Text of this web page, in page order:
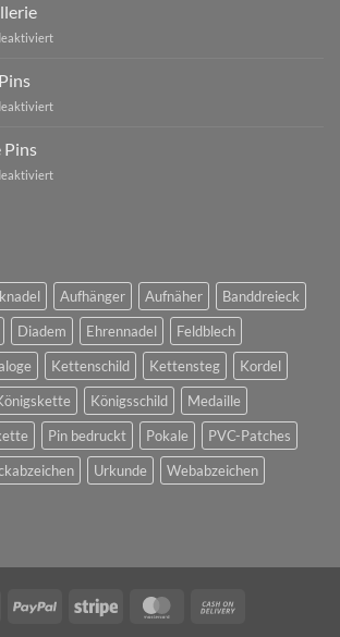
für
für
Pins
für
Aufhänger Aufnäher
Banddreieck
Diadem Ehrennadel
Feldblech
Kettenschild Kettensteg
Kordel
Königsschild
Medaille
Pin bedruckt Pokale
PVC-Patches
Urkunde
Webabzeichen
Visa PayPal Stripe MasterCard